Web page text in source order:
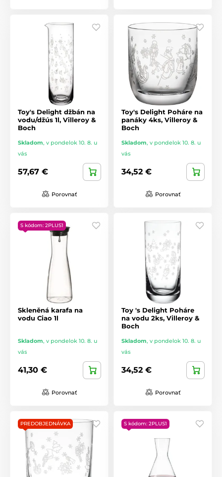
Toy's Delight džbán na
vodu/džús 1l, Villeroy &
Boch
Skladom, v pondelok 10. 8. u
vás
57,67 €
Porovnať
Toy's Delight Poháre na
panáky 4ks, Villeroy &
Boch
Skladom, v pondelok 10. 8. u
vás
34,52 €
Porovnať
S kódom: 2PLUS1
Skleněná karafa na
vodu Ciao 1l
Skladom, v pondelok 10. 8. u
vás
41,30 €
Porovnať
Toy 's Delight Poháre
na vodu 2ks, Villeroy &
Boch
Skladom, v pondelok 10. 8. u
vás
34,52 €
Porovnať
PREDOBJEDNÁVKA S kódom: 2PLUS1